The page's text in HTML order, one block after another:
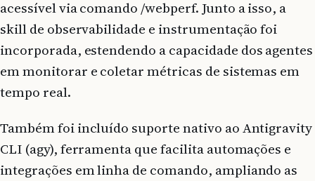
acessível via comando /webperf. Junto a isso, a
skill de observabilidade e instrumentação foi
incorporada, estendendo a capacidade dos agentes
em monitorar e coletar métricas de sistemas em
tempo real.
Também foi incluído suporte nativo ao Antigravity
CLI (agy), ferramenta que facilita automações e
integrações em linha de comando, ampliando as